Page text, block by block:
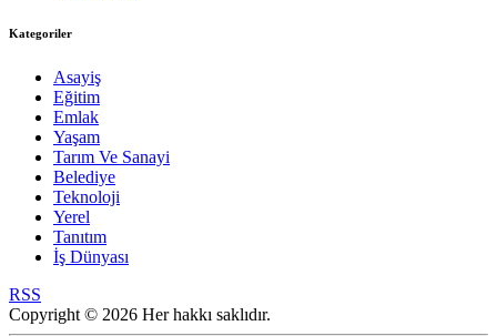
Kategoriler
Asayiş
Eğitim
Emlak
Yaşam
Tarım Ve Sanayi
Belediye
Teknoloji
Yerel
Tanıtım
İş Dünyası
RSS
Copyright © 2026 Her hakkı saklıdır.